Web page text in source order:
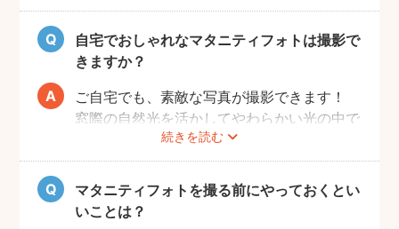
また、マタニティフォトを撮るべきか迷って
いらっしゃる方の多くに、「衣装がはずかし
い」「素肌を見られたくない」と考える方も
多いようです。
fotowaではご自宅への出張も可能ですの
で、ご夫婦らしい装いで自然体なマタニティ
フォトを撮影いただけます。
ご近所の公園でカジュアルに撮影したり、素
肌をみせる衣装ではご自宅で撮影するなど、
撮影時間の範囲内でシーンを変えることも可
能です。
自宅でおしゃれなマタニティフォトは撮影で
きますか？
続きを読む
ご自宅でも、素敵な写真が撮影できます！
窓際の自然光を活かしてやわらかい光の中で
撮影するのが人気です。妊婦さんはお部屋の
お片付けも大変かと思いますが、撮影したい
場所周辺だけお片付けいただく程度で大丈夫
です。
マタニティフォトを撮る前にやっておくとい
いことは？